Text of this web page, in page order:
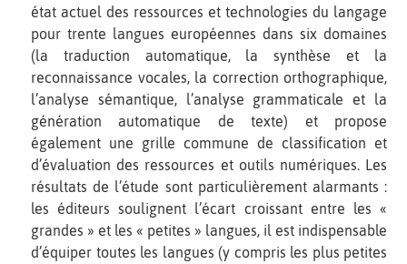
état actuel des ressources et technologies du langage
pour trente langues européennes dans six domaines
(la traduction automatique, la synthèse et la
reconnaissance vocales, la correction orthographique,
l’analyse sémantique, l’analyse grammaticale et la
génération automatique de texte) et propose
également une grille commune de classification et
d’évaluation des ressources et outils numériques. Les
résultats de l’étude sont particulièrement alarmants :
les éditeurs soulignent l’écart croissant entre les «
grandes » et les « petites » langues, il est indispensable
d’équiper toutes les langues (y compris les plus petites